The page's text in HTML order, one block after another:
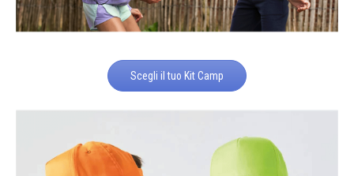
Scegli il tuo Kit Camp